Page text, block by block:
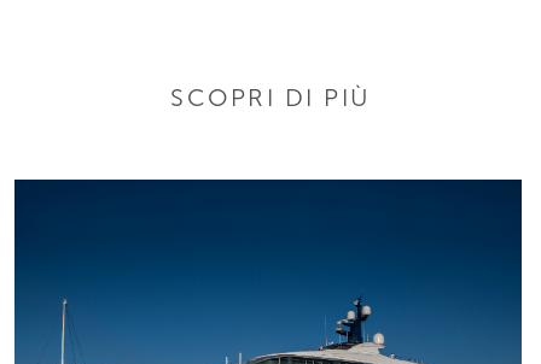
SCOPRI DI PIÙ